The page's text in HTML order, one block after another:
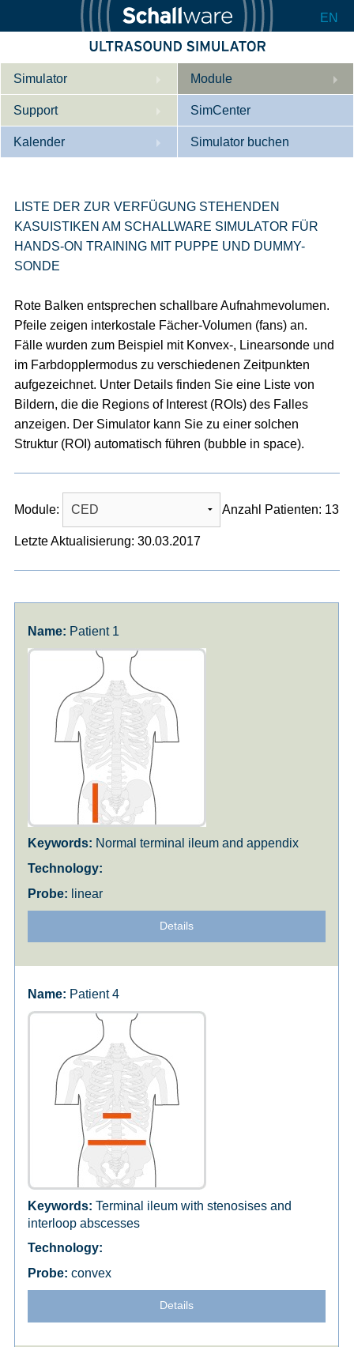
EN
Simulator
Beschreibung
Innere Medizin
Geburtshilfe / Gyn
Konfigurieren
Module
Support
Wer wir sind
Downloads
SimCenter
Kalender
Referenzen
Simulator buchen
LISTE DER ZUR VERFÜGUNG STEHENDEN
KASUISTIKEN AM SCHALLWARE SIMULATOR FÜR
HANDS-ON TRAINING MIT PUPPE UND DUMMY-
SONDE
Rote Balken entsprechen schallbare Aufnahmevolumen.
Pfeile zeigen interkostale Fächer-Volumen (fans) an.
Fälle wurden zum Beispiel mit Konvex-, Linearsonde und
im Farbdopplermodus zu verschiedenen Zeitpunkten
aufgezeichnet. Unter Details finden Sie eine Liste von
Bildern, die die Regions of Interest (ROIs) des Falles
anzeigen. Der Simulator kann Sie zu einer solchen
Struktur (ROI) automatisch führen (bubble in space).
Module: Anzahl Patienten: 13
Letzte Aktualisierung: 30.03.2017
Patient 1
Normal terminal ileum and appendix
linear
Details
Patient 4
Terminal ileum with stenosises and
interloop abscesses
convex
Details